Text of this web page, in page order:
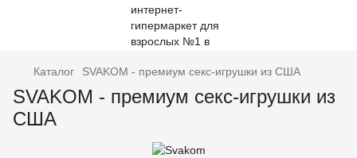
Каталог SVAKOM - премиум секс-игрушки из США
SVAKOM - премиум секс-игрушки из
США